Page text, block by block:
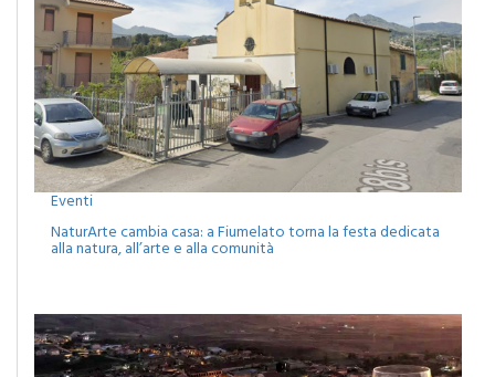
Eventi
NaturArte cambia casa: a Fiumelato torna la festa dedicata
alla natura, all’arte e alla comunità